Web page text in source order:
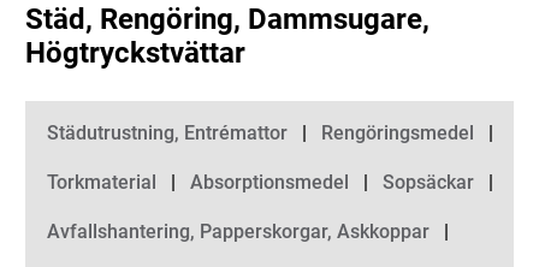
Städ, Rengöring, Dammsugare,
Högtryckstvättar
Kategorier
Städutrustning, Entrémattor Rengöringsmedel
Torkmaterial Absorptionsmedel Sopsäckar
Avfallshantering, Papperskorgar, Askkoppar